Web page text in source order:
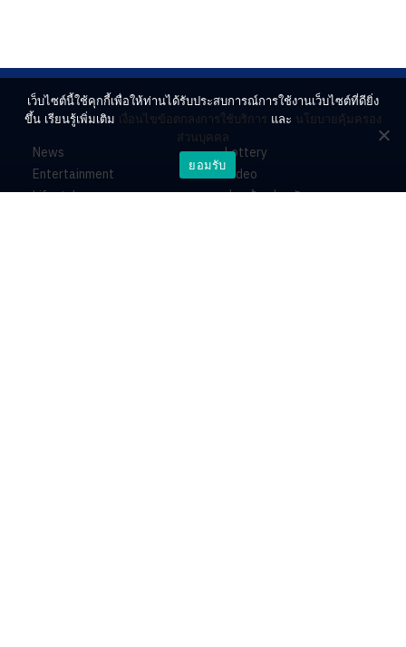
News
Entertainment
Lifestyle
Lottery
Video
ร่วมด้วยช่วยกัน
เว็บไซต์นี้ใช้คุกกี้เพื่อให้ท่านได้รับประสบการณ์การใช้งานเว็บไซต์ที่ดียิ่ง
ขึ้น เรียนรู้เพิ่มเติม เงื่อนไขข้อตกลงการใช้บริการ และ นโยบายคุ้มครอง
ส่วนบุคคล
ยอมรับ